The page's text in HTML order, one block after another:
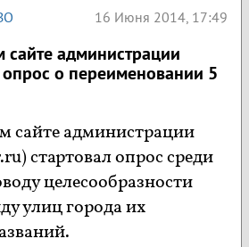
16 Июня 2014, 17:49
администрации
опрос о переименовании 5
сайте администрации
стартовал опрос среди
целесообразности
улиц города их